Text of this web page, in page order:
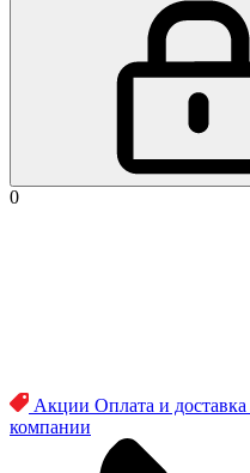
0
Акции Оплата и доставка
компании